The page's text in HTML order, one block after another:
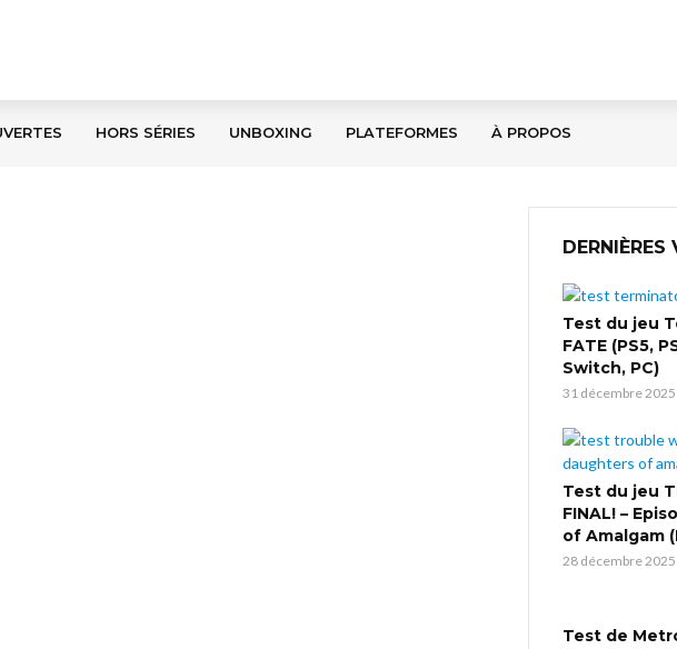
HORS SÉRIES UNBOXING PLATEFORMES À PROPOS
DERNIÈRES
Test du jeu
FATE (PS5,
Switch, PC)
31 décembre 2025
Test du jeu
FINAL! –
of Amalgam
28 décembre 2025
Test de